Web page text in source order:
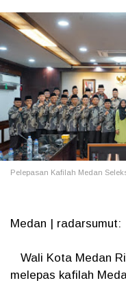
Pelepasan Kafilah Medan
Medan | radarsumut:
Wali Kota Medan
melepas kafilah